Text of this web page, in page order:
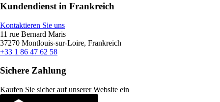
Kundendienst in Frankreich
Kontaktieren Sie uns
11 rue Bernard Maris
37270 Montlouis-sur-Loire, Frankreich
+33 1 86 47 62 58
Sichere Zahlung
Kaufen Sie sicher auf unserer Website ein